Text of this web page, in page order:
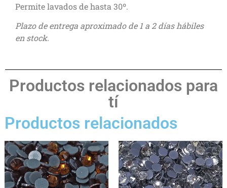
Permite lavados de hasta 30º.
Plazo de entrega aproximado de 1 a 2 días hábiles
en stock.
Productos relacionados para
tí
Productos relacionados